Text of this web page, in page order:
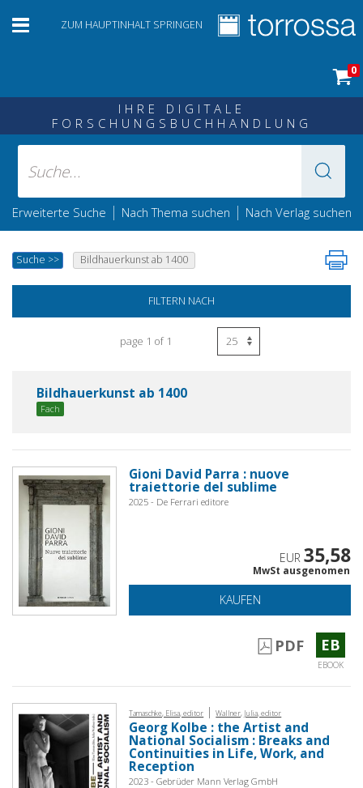
ZUM HAUPTINHALT SPRINGEN
0
IHRE DIGITALE
FORSCHUNGSBUCHHANDLUNG
Erweiterte Suche | Nach Thema suchen | Nach Verlag suchen
Suche >> Bildhauerkunst ab 1400
FILTERN NACH
page 1 of 1
Bildhauerkunst ab 1400
Fach
Gioni David Parra : nuove
traiettorie del sublime
2025 - De Ferrari editore
EUR 35,58
MwSt ausgenomen
KAUFEN
PDF EB
EBOOK
Tamaschke, Elisa, editor | Wallner, Julia, editor
Georg Kolbe : the Artist and
National Socialism : Breaks and
Continuities in Life, Work, and
Reception
2023 - Gebrüder Mann Verlag GmbH